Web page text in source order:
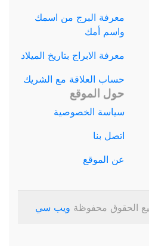
معرفة البرج من اسمك
واسم أمك
معرفة الابراج بتاريخ الميلاد
حساب العلاقة مع الشريك
حول الموقع
سياسة الخصوصية
اتصل بنا
عن الموقع
ويب سي